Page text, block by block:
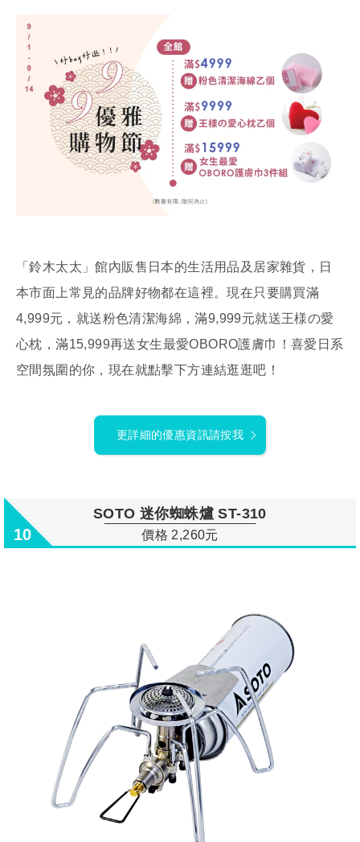
「鈴木太太」館內販售日本的生活用品及居家雜貨，日
本市面上常見的品牌好物都在這裡。現在只要購買滿
4,999元，就送粉色清潔海綿，滿9,999元就送王様の愛
心枕，滿15,999再送女生最愛OBORO護膚巾！喜愛日系
空間氛圍的你，現在就點擊下方連結逛逛吧！
更詳細的優惠資訊請按我
10
SOTO 迷你蜘蛛爐 ST-310
價格 2,260元